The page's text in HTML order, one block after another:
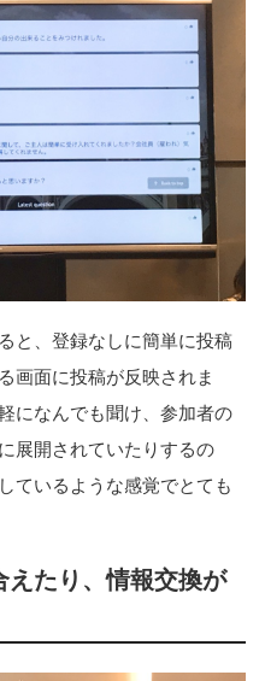
と、登録なしに簡単に投稿
画面に投稿が反映されま
になんでも聞け、参加者の
展開されていたりするの
ているような感覚でとても
えたり、情報交換が